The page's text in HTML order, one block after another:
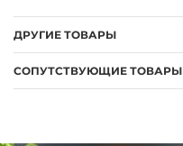
ДРУГИЕ ТОВАРЫ
СОПУТСТВУЮЩИЕ ТОВАРЫ